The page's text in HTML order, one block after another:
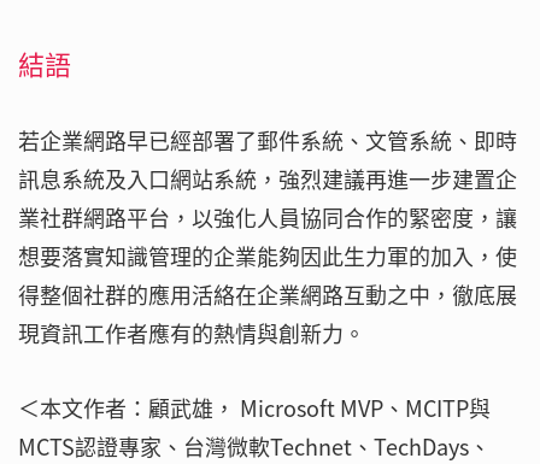
結語
若企業網路早已經部署了郵件系統、文管系統、即時
訊息系統及入口網站系統，強烈建議再進一步建置企
業社群網路平台，以強化人員協同合作的緊密度，讓
想要落實知識管理的企業能夠因此生力軍的加入，使
得整個社群的應用活絡在企業網路互動之中，徹底展
現資訊工作者應有的熱情與創新力。
＜本文作者：顧武雄， Microsoft MVP、MCITP與
MCTS認證專家、台灣微軟Technet、TechDays、